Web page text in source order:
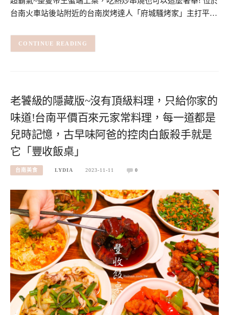
台南火車站後站附近的台南炭烤達人「府城騷烤家」主打平…
CONTINUE READING
老饕級的隱藏版~沒有頂級料理，只給你家的
味道!台南平價百來元家常料理，每一道都是
兒時記憶，古早味阿爸的控肉白飯殺手就是
它「豐收飯桌」
台南美食 LYDIA 2023-11-11 0